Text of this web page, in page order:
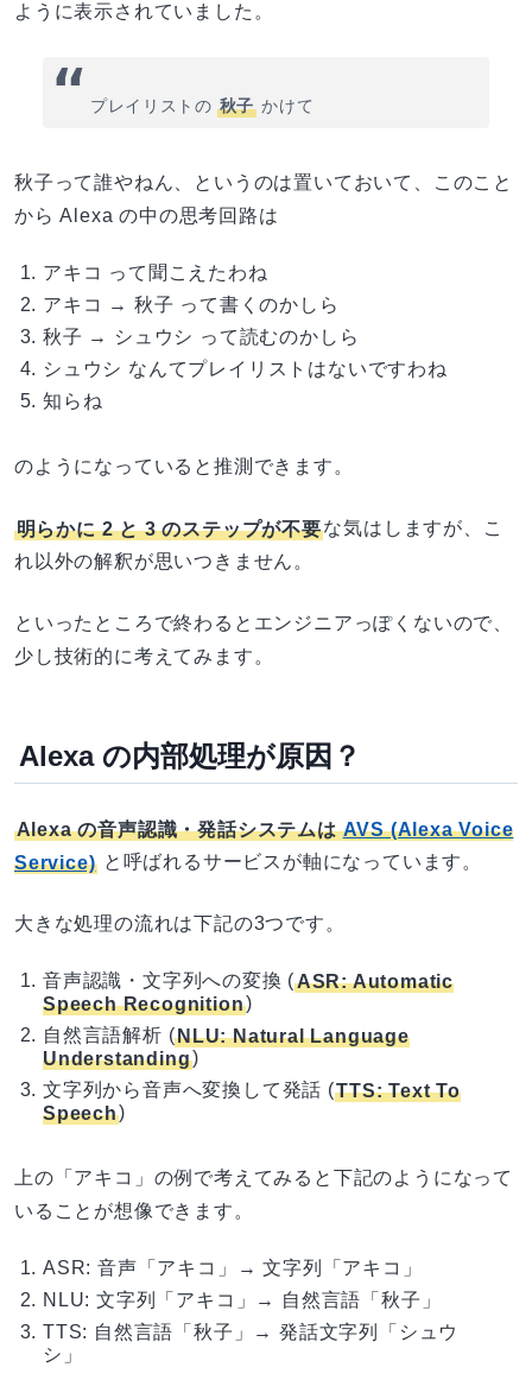
ように表示されていました。
プレイリストの秋子かけて
秋子って誰やねん、というのは置いておいて、このこと
から Alexa の中の思考回路は
アキコ って聞こえたわね
アキコ → 秋子 って書くのかしら
秋子 → シュウシ って読むのかしら
シュウシ なんてプレイリストはないですわね
知らね
のようになっていると推測できます。
明らかに 2 と 3 のステップが不要な気はしますが、こ
れ以外の解釈が思いつきません。
といったところで終わるとエンジニアっぽくないので、
少し技術的に考えてみます。
Alexa の内部処理が原因？
Alexa の音声認識・発話システムはAVS (Alexa Voice
Service) と呼ばれるサービスが軸になっています。
大きな処理の流れは下記の3つです。
音声認識・文字列への変換 (ASR: Automatic
Speech Recognition)
自然言語解析 (NLU: Natural Language
Understanding)
文字列から音声へ変換して発話 (TTS: Text To
Speech)
上の「アキコ」の例で考えてみると下記のようになって
いることが想像できます。
ASR: 音声「アキコ」→ 文字列「アキコ」
NLU: 文字列「アキコ」→ 自然言語「秋子」
TTS: 自然言語「秋子」→ 発話文字列「シュウ
シ」